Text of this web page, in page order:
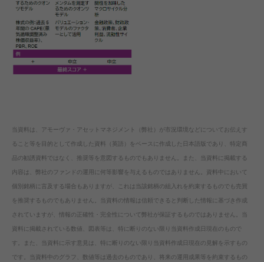
当資料は、アモーヴァ・アセットマネジメント（弊社）が市況環境などについてお伝えす
ること等を目的として作成した資料（英語）をベースに作成した日本語版であり、特定商
品の勧誘資料ではなく、推奨等を意図するものでもありません。また、当資料に掲載する
内容は、弊社のファンドの運用に何等影響を与えるものではありません。資料中において
個別銘柄に言及する場合もありますが、これは当該銘柄の組入れを約束するものでも売買
を推奨するものでもありません。当資料の情報は信頼できると判断した情報に基づき作成
されていますが、情報の正確性・完全性について弊社が保証するものではありません。当
資料に掲載されている数値、図表等は、特に断りのない限り当資料作成日現在のもので
す。また、当資料に示す意見は、特に断りのない限り当資料作成日現在の見解を示すもの
です。当資料中のグラフ、数値等は過去のものであり、将来の運用成果等を約束するもの